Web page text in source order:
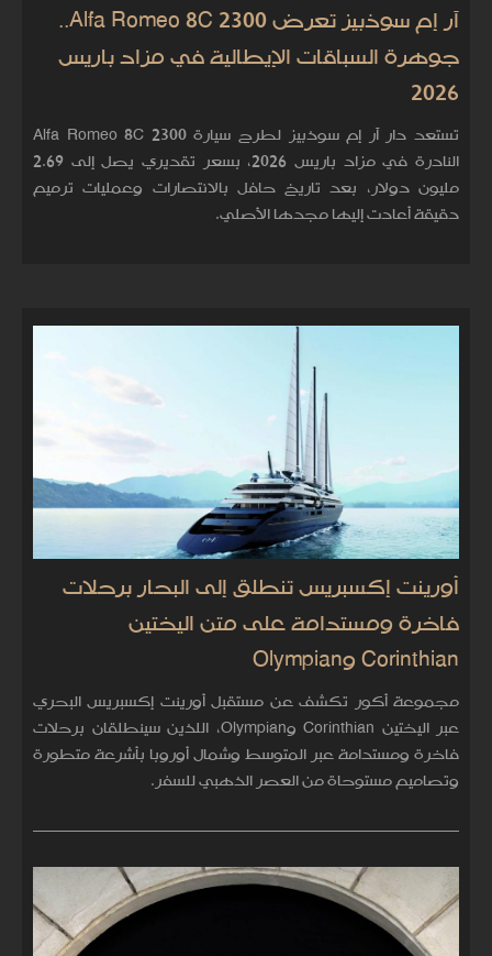
آر إم سوذبيز تعرض Alfa Romeo 8C 2300..
جوهرة السباقات الإيطالية في مزاد باريس
2026
تستعد دار آر إم سوذبيز لطرح سيارة Alfa Romeo 8C 2300
النادرة في مزاد باريس 2026، بسعر تقديري يصل إلى 2.69
مليون دولار، بعد تاريخ حافل بالانتصارات وعمليات ترميم
دقيقة أعادت إليها مجدها الأصلي.
أورينت إكسبريس تنطلق إلى البحار برحلات
فاخرة ومستدامة على متن اليختين
Corinthian وOlympian
مجموعة أكور تكشف عن مستقبل أورينت إكسبريس البحري
عبر اليختين Corinthian وOlympian، اللذين سينطلقان برحلات
فاخرة ومستدامة عبر المتوسط وشمال أوروبا بأشرعة متطورة
وتصاميم مستوحاة من العصر الذهبي للسفر.